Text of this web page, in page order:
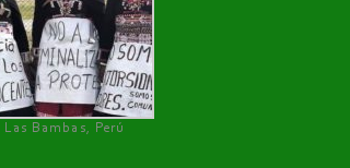
Las Bambas, Perú